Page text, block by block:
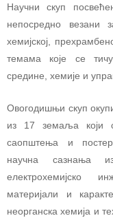
Научни скуп
непосредно везани
хемијској,
темама које се
средине, хемије и
Овогодишњи скуп
из 17 земаља који
саопштења и постер
научна сазнања
електрохемијско
материјали и
неорганска хемија и